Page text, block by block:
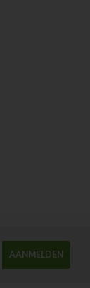
AANMELDEN